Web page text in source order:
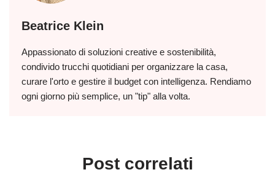
Beatrice Klein
Appassionato di soluzioni creative e sostenibilità,
condivido trucchi quotidiani per organizzare la casa,
curare l'orto e gestire il budget con intelligenza. Rendiamo
ogni giorno più semplice, un "tip" alla volta.
Post correlati